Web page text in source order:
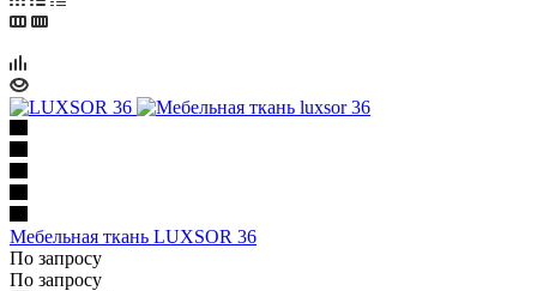
Мебельная ткань LUXSOR 36
По запросу
По запросу